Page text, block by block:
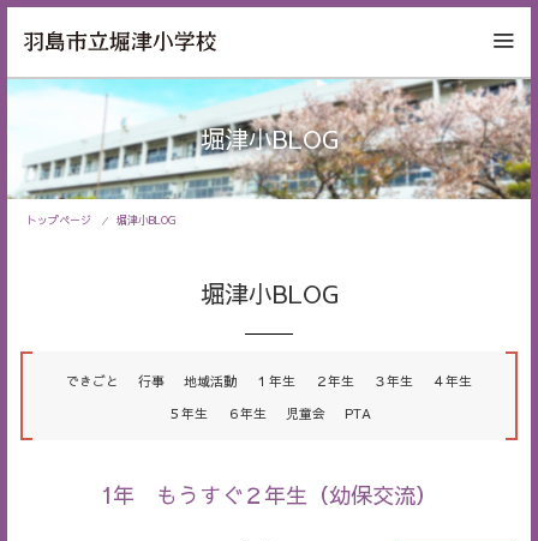
堀津小BLOG
トップページ 堀津小BLOG
堀津小BLOG
できごと 行事 地域活動 １年生 ２年生 ３年生
４年生
５年生
６年生 児童会 PTA
1年 もうすぐ２年生（幼保交流）